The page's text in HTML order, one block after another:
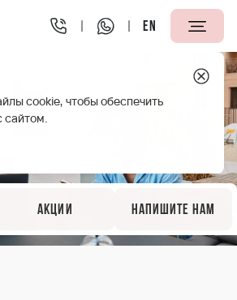
EN
cookie, чтобы обеспечить
Акции Напишите нам